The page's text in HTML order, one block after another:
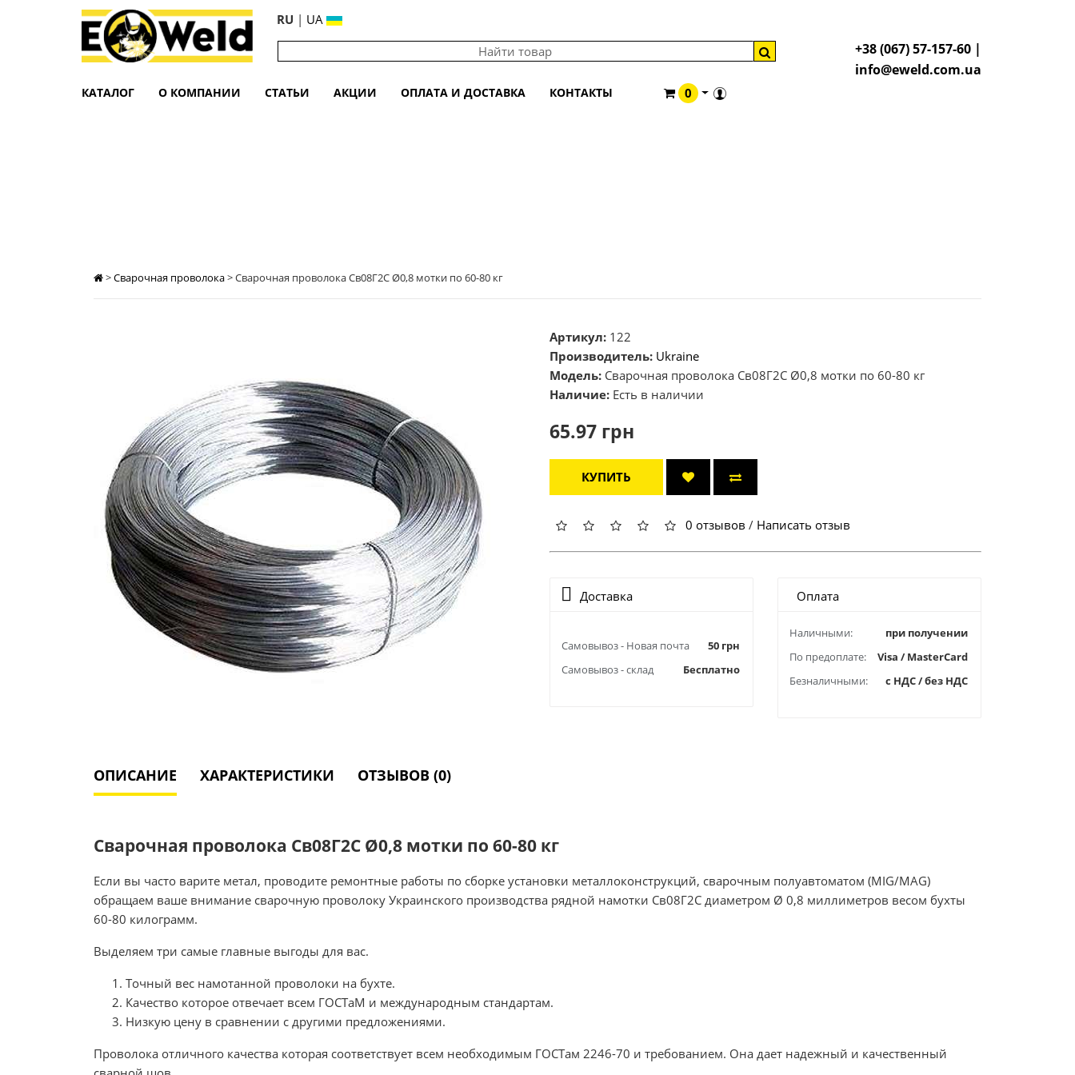
RU | UA
КАТАЛОГ О КОМПАНИИ СТАТЬИ АКЦИИ ОПЛАТА И ДОСТАВКА КОНТАКТЫ 0
+38 (067) 57-157-60 |
info@eweld.com.ua
>Сварочная проволока>Сварочная проволока Св08Г2С Ø0,8 мотки по 60-80 кг
Артикул: 122
Производитель: Ukraine
Модель: Сварочная проволока Св08Г2С Ø0,8 мотки по 60-80 кг
Наличие: Есть в наличии
65.97 грн
КУПИТЬ
0 отзывов / Написать отзыв
Доставка
Самовывоз - Новая почта
50 грн
Самовывоз - склад
Бесплатно
Оплата
Наличными:
при получении
По предоплате:
Visa / MasterCard
Безналичными:
с НДС / без НДС
ОПИСАНИЕ ХАРАКТЕРИСТИКИ ОТЗЫВОВ (0)
Сварочная проволока Св08Г2С Ø0,8 мотки по 60-80 кг
Если вы часто варите метал, проводите ремонтные работы по сборке установки металлоконструкций, сварочным полуавтоматом (MIG/MAG)
обращаем ваше внимание сварочную проволоку Украинского производства рядной намотки Св08Г2С диаметром Ø 0,8 миллиметров весом бухты
60-80 килограмм.
Выделяем три самые главные выгоды для вас.
Точный вес намотанной проволоки на бухте.
Качество которое отвечает всем ГОСТаМ и международным стандартам.
Низкую цену в сравнении с другими предложениями.
Проволока отличного качества которая соответствует всем необходимым ГОСТам 2246-70 и требованием. Она дает надежный и качественный